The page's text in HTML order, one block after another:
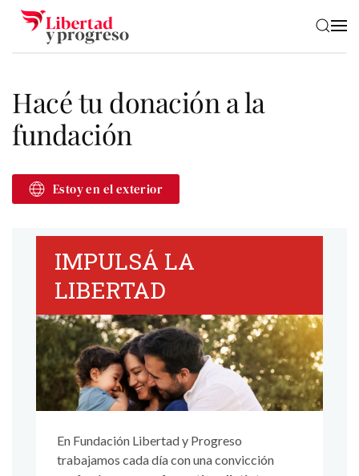
Skip to main content
Hacé tu donación a la
fundación
Estoy en el exterior